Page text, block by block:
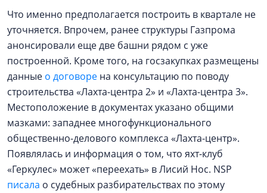
Что именно предполагается построить в квартале не
уточняется. Впрочем, ранее структуры Газпрома
анонсировали еще две башни рядом с уже
построенной. Кроме того, на госзакупках размещены
данные о договоре на консультацию по поводу
строительства «Лахта-центра 2» и «Лахта-центра 3».
Местоположение в документах указано общими
мазками: западнее многофункционального
общественно-делового комплекса «Лахта-центр».
Появлялась и информация о том, что яхт-клуб
«Геркулес» может «переехать» в Лисий Нос. NSP
писала о судебных разбирательствах по этому